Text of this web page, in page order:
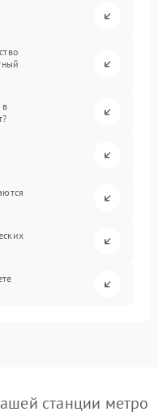
в
станции метро